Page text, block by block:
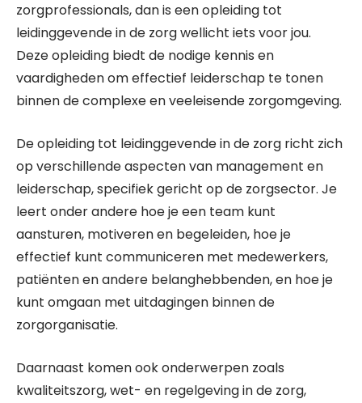
zorgprofessionals, dan is een opleiding tot
leidinggevende in de zorg wellicht iets voor jou.
Deze opleiding biedt de nodige kennis en
vaardigheden om effectief leiderschap te tonen
binnen de complexe en veeleisende zorgomgeving.
De opleiding tot leidinggevende in de zorg richt zich
op verschillende aspecten van management en
leiderschap, specifiek gericht op de zorgsector. Je
leert onder andere hoe je een team kunt
aansturen, motiveren en begeleiden, hoe je
effectief kunt communiceren met medewerkers,
patiënten en andere belanghebbenden, en hoe je
kunt omgaan met uitdagingen binnen de
zorgorganisatie.
Daarnaast komen ook onderwerpen zoals
kwaliteitszorg, wet- en regelgeving in de zorg,